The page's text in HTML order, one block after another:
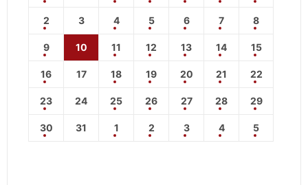
2 3 4 5 6 7 8
9 10 11 12 13 14 15
16 17 18 19 20 21 22
23 24 25 26 27 28 29
30 31 1 2 3 4 5